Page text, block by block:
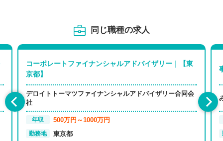
同じ職種の求人
コーポレートファイナンシャルアドバイザリー｜【東
京都】
デロイトトーマツファイナンシャルアドバイザリー合同会
社
年収 500万円～1000万円
勤務地 東京都